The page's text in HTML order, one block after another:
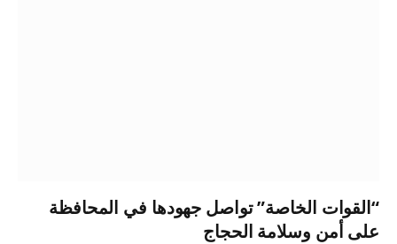
“القوات الخاصة” تواصل جهودها في المحافظة
على أمن وسلامة الحجاج